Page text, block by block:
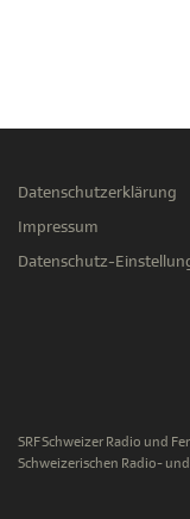
Datenschutzerklärung
Impressum
Datenschutz-
SRF Schweizer Radio und
Schweizerischen Radio-